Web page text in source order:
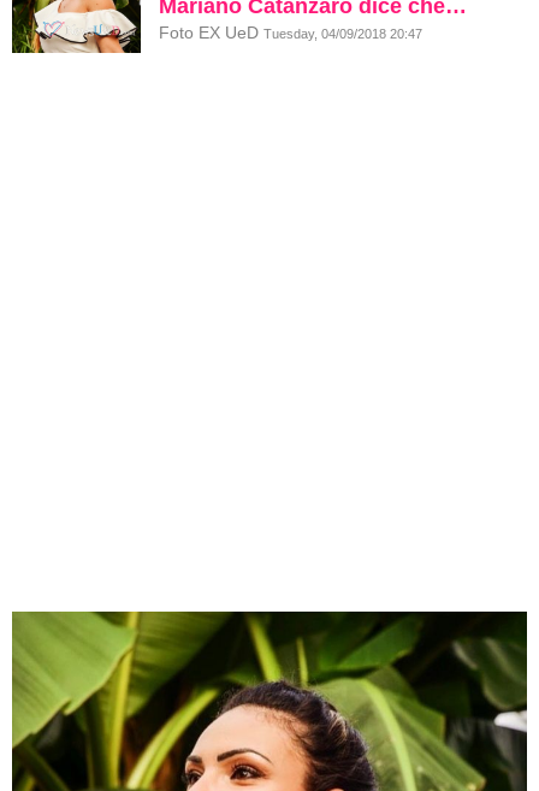
Mariano Catanzaro dice che…
Foto EX UeD Tuesday, 04/09/2018 20:47